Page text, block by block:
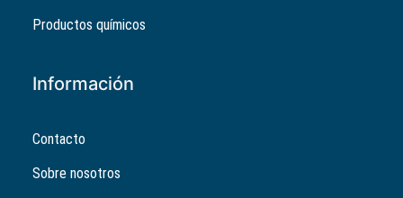
Productos químicos
Información
Contacto
Sobre nosotros